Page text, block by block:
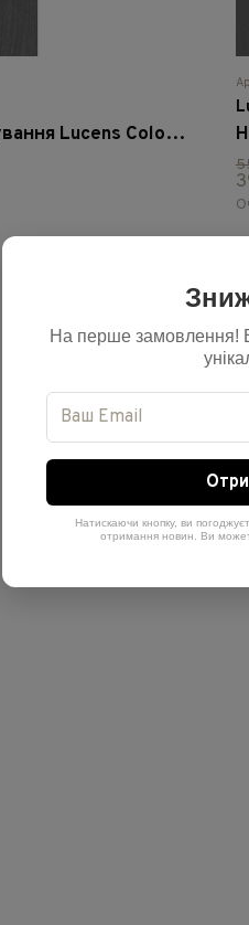
Набір для фарбування Lucens Color 4.05 - Чорний шоколад
На перше замовлення!
Натискаючи кнопку, ви
отримання новин. Ви